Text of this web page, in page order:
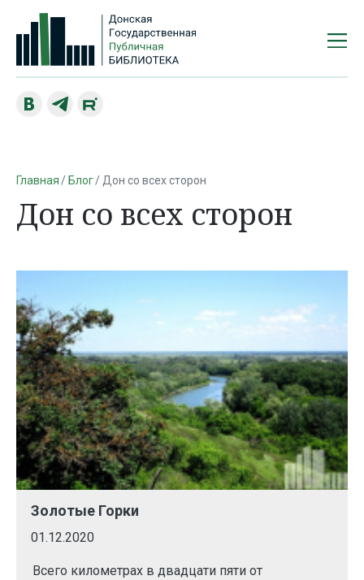
Главная Блог Дон со всех сторон
Дон со всех сторон
Золотые Горки
01.12.2020
Всего километрах в двадцати пяти от